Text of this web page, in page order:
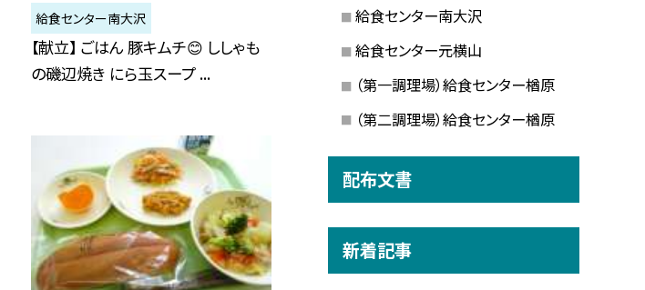
給食センター南大沢
【献立】 ごはん 豚キムチ😊 ししゃも
の磯辺焼き にら玉スープ ...
給食センター南大沢
給食センター元横山
（第一調理場）給食センター楢原
（第二調理場）給食センター楢原
配布文書
新着記事